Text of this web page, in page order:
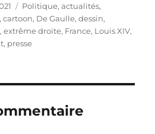
Catégories
Politique, actualités,
,cartoon, De Gaulle,dessin,
,extrême droite, France, Louis XIV,
, presse